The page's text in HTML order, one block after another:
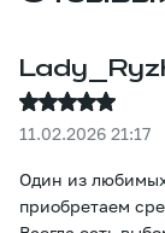
11.02.2026 21:17
Один из
приобретаем